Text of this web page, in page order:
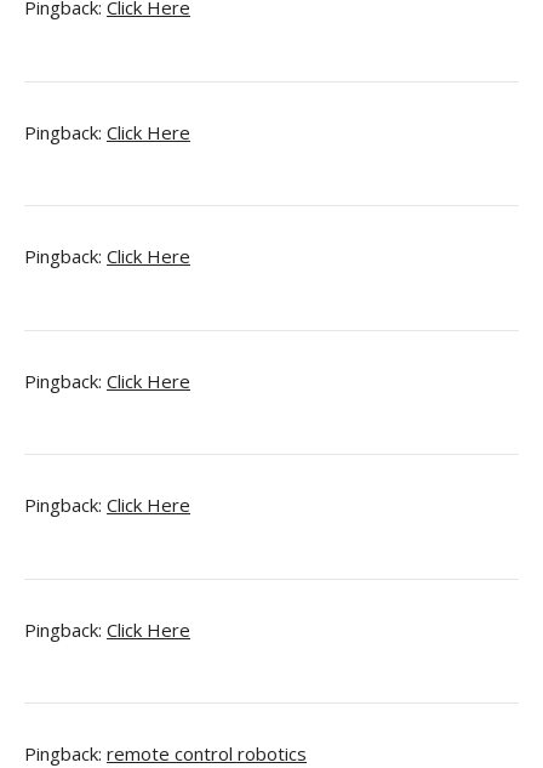
Pingback: Click Here
Pingback: Click Here
Pingback: Click Here
Pingback: Click Here
Pingback: Click Here
Pingback: Click Here
Pingback: remote control robotics